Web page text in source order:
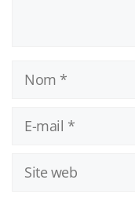
mail
Site
web